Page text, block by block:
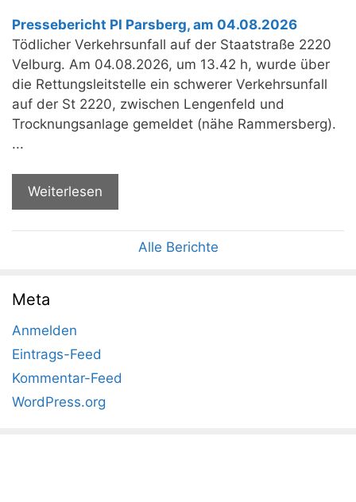
Pressebericht PI Parsberg, am 04.08.2026
Tödlicher Verkehrsunfall auf der Staatstraße 2220
Velburg. Am 04.08.2026, um 13.42 h, wurde über
die Rettungsleitstelle ein schwerer Verkehrsunfall
auf der St 2220, zwischen Lengenfeld und
Trocknungsanlage gemeldet (nähe Rammersberg).
...
Weiterlesen
Alle Berichte
Meta
Anmelden
Eintrags-Feed
Kommentar-Feed
WordPress.org